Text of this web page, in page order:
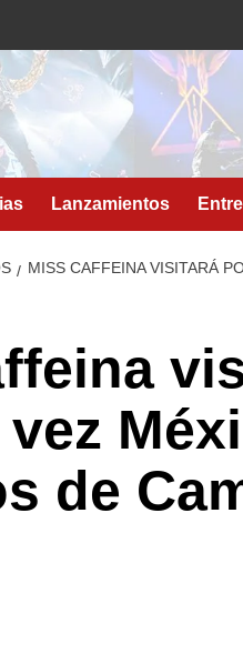
Lanzamientos
MISS CAFFEINA VISITARÁ
de